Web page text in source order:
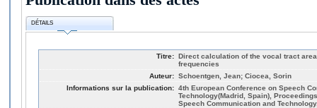
DÉTAILS
Titre: Direct calculation of the vocal tract
frequencies
Auteur: Schoentgen, Jean; Ciocea, Sorin
Informations sur la publication: 4th European Conference on Speech
Technology(Madrid, Spain),
Speech Communication and